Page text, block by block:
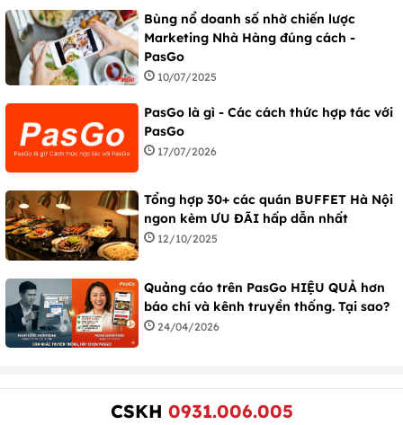
Bùng nổ doanh số nhờ chiến lược
Marketing Nhà Hàng đúng cách -
PasGo
10/07/2025
PasGo là gì - Các cách thức hợp tác với
PasGo
17/07/2026
Tổng hợp 30+ các quán BUFFET Hà Nội
ngon kèm ƯU ĐÃI hấp dẫn nhất
12/10/2025
Quảng cáo trên PasGo HIỆU QUẢ hơn
báo chí và kênh truyền thống. Tại sao?
24/04/2026
CSKH 0931.006.005